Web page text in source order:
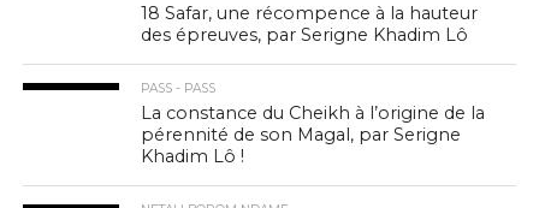
18 Safar, une récompence à la hauteur
des épreuves, par Serigne Khadim Lô
PASS - PASS
La constance du Cheikh à l’origine de la
pérennité de son Magal, par Serigne
Khadim Lô !